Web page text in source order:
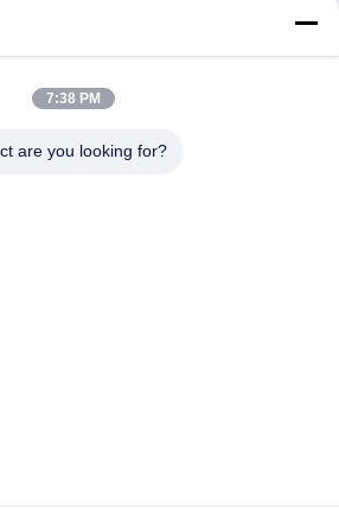
Brookfielda lepkościomierzem
Test Asfaltowy sprzęt laboratoryjny
stabilności asfaltu Urządzenie
7:38 PM
are you looking for?